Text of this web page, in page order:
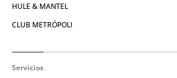
HULE & MANTEL
CLUB METRÓPOLI
Servicios